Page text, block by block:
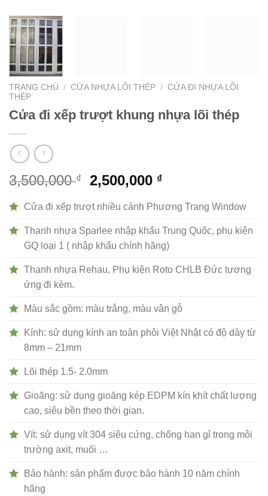
TRANG CHỦ / CỬA NHỰA LÕI THÉP / CỬA ĐI NHỰA LÕI
THÉP
Cửa đi xếp trượt khung nhựa lõi thép
3,500,000₫
Giá
là:
3,500,000 ₫.
2,500,000 ₫Giá
tại
là:
2,500,000 ₫.
Cửa đi xếp trượt nhiều cánh Phương Trang Window
Thanh nhựa Sparlee nhập khẩu Trung Quốc, phụ kiện
GQ loại 1 ( nhập khẩu chính hãng)
Thanh nhựa Rehau, Phụ kiện Roto CHLB Đức tương
ứng đi kèm.
Màu sắc gồm: màu trắng, màu vân gỗ
Kính: sử dụng kính an toàn phôi Việt Nhật có độ dày từ
8mm – 21mm
Lõi thép 1.5- 2.0mm
Gioăng: sử dụng gioăng kép EDPM kín khít chất lượng
cao, siêu bền theo thời gian.
Vít: sử dụng vít 304 siêu cứng, chống han gỉ trong môi
trường axit, muối …
Bảo hành: sản phẩm được bảo hành 10 năm chính
hãng